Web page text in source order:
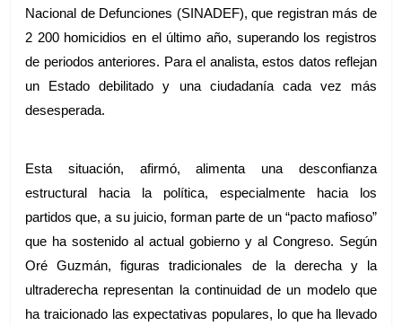
Nacional de Defunciones (SINADEF), que registran más de
2 200 homicidios en el último año, superando los registros
de periodos anteriores. Para el analista, estos datos reflejan
un Estado debilitado y una ciudadanía cada vez más
desesperada.
Esta situación, afirmó, alimenta una desconfianza
estructural hacia la política, especialmente hacia los
partidos que, a su juicio, forman parte de un “pacto mafioso”
que ha sostenido al actual gobierno y al Congreso. Según
Oré Guzmán, figuras tradicionales de la derecha y la
ultraderecha representan la continuidad de un modelo que
ha traicionado las expectativas populares, lo que ha llevado